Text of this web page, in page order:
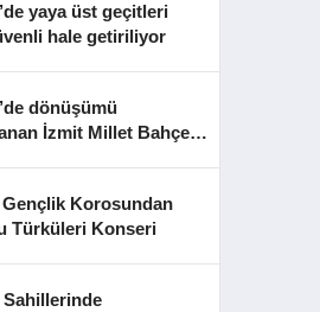
yaya üst geçitleri
hale getiriliyor
dönüşümü
İzmit Millet Bahçesi
Gençlik Korosundan
Türküleri Konseri
Sahillerinde